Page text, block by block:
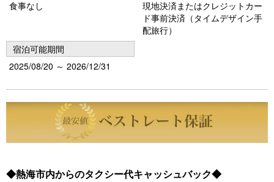
s
食事なし
現地決済またはクレジットカー
ド事前決済（タイムデザイン手
配旅行）
宿泊可能期間
2025/08/20 ～ 2026/12/31
◆熱海市内からのタクシー代キャッシュバック◆